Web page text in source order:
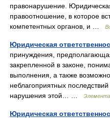
правонарушение.
правоотношение, в которое
компетентных органов, и …
Юридическая
принуждения,
закрепленной в законе,
выполнения, а также
неблагоприятных
нарушения этой… …
Юридическая